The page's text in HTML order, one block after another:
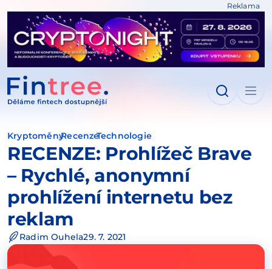
Reklama
KryptoměnyRecenzeTechnologie
RECENZE: Prohlížeč Brave
– Rychlé, anonymní
prohlížení internetu bez
reklam
Radim Ouhela29. 7. 2021